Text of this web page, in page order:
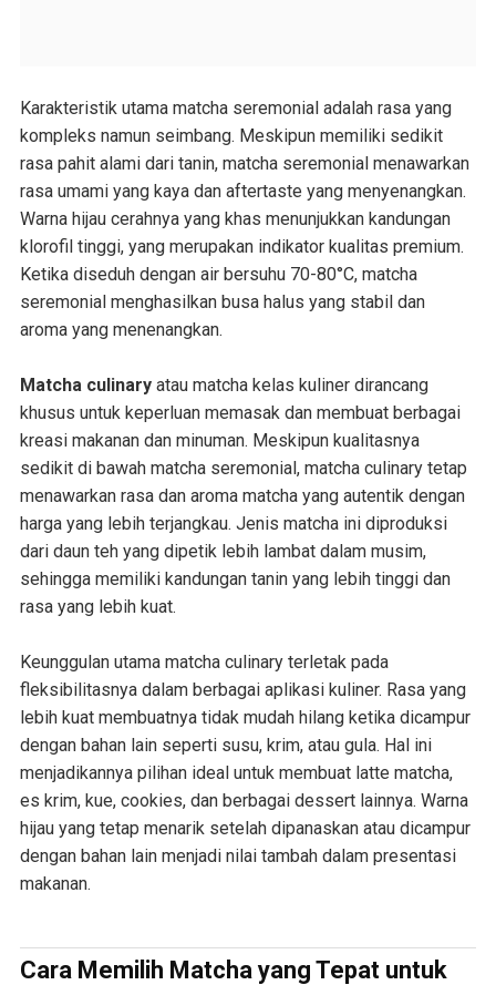
Karakteristik utama matcha seremonial adalah rasa yang
kompleks namun seimbang. Meskipun memiliki sedikit
rasa pahit alami dari tanin, matcha seremonial menawarkan
rasa umami yang kaya dan aftertaste yang menyenangkan.
Warna hijau cerahnya yang khas menunjukkan kandungan
klorofil tinggi, yang merupakan indikator kualitas premium.
Ketika diseduh dengan air bersuhu 70-80°C, matcha
seremonial menghasilkan busa halus yang stabil dan
aroma yang menenangkan.
Matcha culinaryatau matcha kelas kuliner dirancang
khusus untuk keperluan memasak dan membuat berbagai
kreasi makanan dan minuman. Meskipun kualitasnya
sedikit di bawah matcha seremonial, matcha culinary tetap
menawarkan rasa dan aroma matcha yang autentik dengan
harga yang lebih terjangkau. Jenis matcha ini diproduksi
dari daun teh yang dipetik lebih lambat dalam musim,
sehingga memiliki kandungan tanin yang lebih tinggi dan
rasa yang lebih kuat.
Keunggulan utama matcha culinary terletak pada
fleksibilitasnya dalam berbagai aplikasi kuliner. Rasa yang
lebih kuat membuatnya tidak mudah hilang ketika dicampur
dengan bahan lain seperti susu, krim, atau gula. Hal ini
menjadikannya pilihan ideal untuk membuat latte matcha,
es krim, kue, cookies, dan berbagai dessert lainnya. Warna
hijau yang tetap menarik setelah dipanaskan atau dicampur
dengan bahan lain menjadi nilai tambah dalam presentasi
makanan.
Cara Memilih Matcha yang Tepat untuk